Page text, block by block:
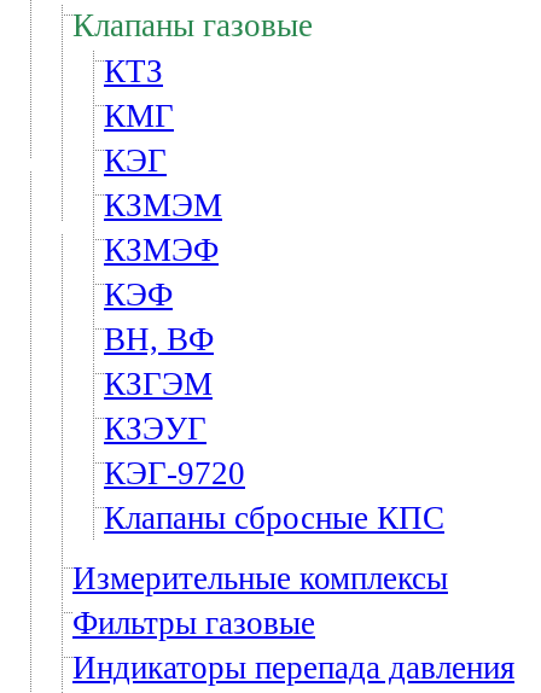
Клапаны газовые
КТЗ
КМГ
КЭГ
КЗМЭМ
КЗМЭФ
КЭФ
ВН, ВФ
КЗГЭМ
КЗЭУГ
КЭГ-9720
Клапаны сбросные КПС
Измерительные комплексы
Фильтры газовые
Индикаторы перепада давления